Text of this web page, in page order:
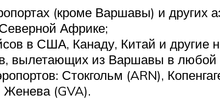
(кроме Варшавы) и других
Африке;
в США, Канаду, Китай и другие
вылетающих из Варшавы в любой
Стокгольм (ARN),
(GVA).